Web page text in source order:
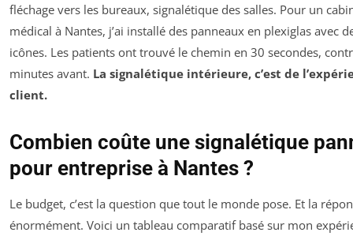
fléchage vers les bureaux, signalétique des salles. Pour un
médical à Nantes, j’ai installé des panneaux en plexiglas avec
icônes. Les patients ont trouvé le chemin en 30 secondes,
minutes avant. La signalétique intérieure, c’est de
client.
Combien coûte une signalétique
pour entreprise à Nantes ?
Le budget, c’est la question que tout le monde pose. Et la
énormément. Voici un tableau comparatif basé sur mon